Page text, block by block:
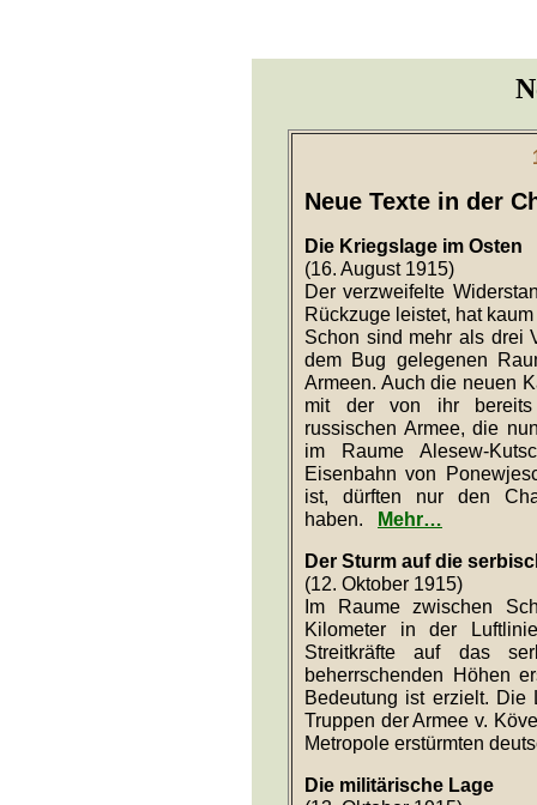
Neue Texte in der
Die Kriegslage im Osten
(16. August 1915)
Der verzweifelte
Rückzuge leistet, hat
Schon sind mehr als drei
dem Bug gelegenen
Armeen. Auch die neuen
mit der von ihr bereits
russischen Armee, die
im Raume Alesew-
Eisenbahn von
ist, dürften nur den
haben.Mehr…
Der Sturm auf die
(12. Oktober 1915)
Im Raume zwischen
Kilometer in der
Streitkräfte auf das
beherrschenden Höhen
Bedeutung ist erzielt. Die
Truppen der Armee v.
Metropole erstürmten